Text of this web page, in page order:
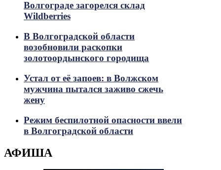
Волгограде загорелся склад
Wildberries
В Волгоградской области
возобновили раскопки
золотоордынского городища
Устал от её запоев: в Волжском
мужчина пытался заживо сжечь
жену
Режим беспилотной опасности ввели
в Волгоградской области
АФИША